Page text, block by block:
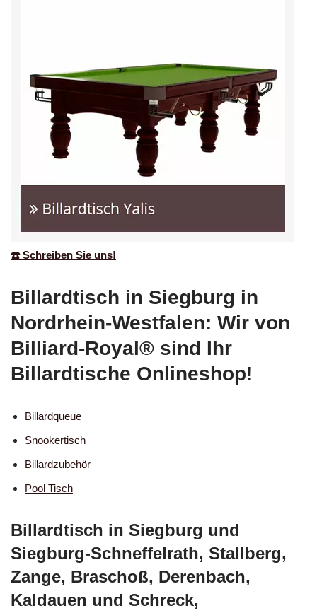
☎️ Schreiben Sie uns!
Billardtisch in Siegburg in
Nordrhein-Westfalen: Wir von
Billiard-Royal® sind Ihr
Billardtische Onlineshop!
Billardqueue
Snookertisch
Billardzubehör
Pool Tisch
Billardtisch in Siegburg und
Siegburg-Schneffelrath, Stallberg,
Zange, Braschoß, Derenbach,
Kaldauen und Schreck,